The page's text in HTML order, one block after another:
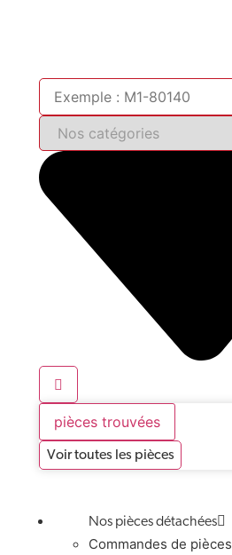
pièces trouvées
Voir toutes les pièces
Nos pièces détachées
Commandes de pièces